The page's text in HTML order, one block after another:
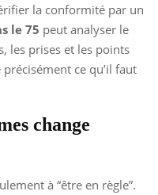
la conformité par un
le 75 peut analyser le
les prises et les points
ce qu’il faut
change
à “être en règle”.